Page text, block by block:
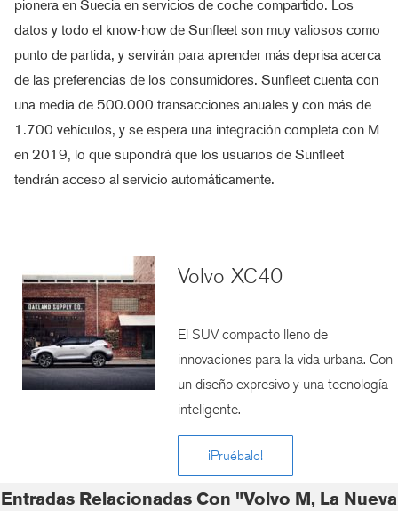
pionera en Suecia en servicios de coche compartido. Los
datos y todo el know-how de Sunfleet son muy valiosos como
punto de partida, y servirán para aprender más deprisa acerca
de las preferencias de los consumidores. Sunfleet cuenta con
una media de 500.000 transacciones anuales y con más de
1.700 vehículos, y se espera una integración completa con M
en 2019, lo que supondrá que los usuarios de Sunfleet
tendrán acceso al servicio automáticamente.
Volvo XC40
El SUV compacto lleno de
innovaciones para la vida urbana. Con
un diseño expresivo y una tecnología
inteligente.
¡Pruébalo!
Entradas Relacionadas Con "Volvo M, La Nueva